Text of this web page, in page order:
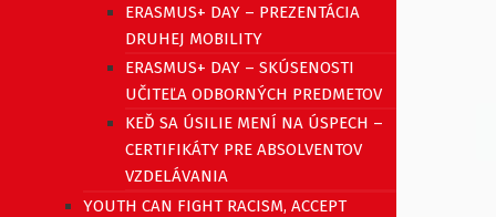
ERASMUS+ DAY – PREZENTÁCIA
DRUHEJ MOBILITY
ERASMUS+ DAY – SKÚSENOSTI
UČITEĽA ODBORNÝCH PREDMETOV
KEĎ SA ÚSILIE MENÍ NA ÚSPECH –
CERTIFIKÁTY PRE ABSOLVENTOV
VZDELÁVANIA
YOUTH CAN FIGHT RACISM, ACCEPT